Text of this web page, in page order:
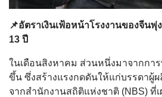
📌อัตราเงินเฟ้อหน้าโรงงานของจีน
13 ปี
ในเดือนสิงหาคม ส่วนหนึ่งมาจากกา
ขึ้น ซึ่งสร้างแรงกดดันให้แก่บรรดาผู้
จากสำนักงานสถิติแห่งชาติ (NBS) ที่